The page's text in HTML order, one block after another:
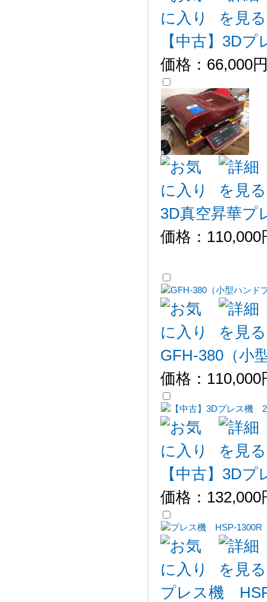
【中古】3D
価格： 66,000
3D真空昇華
価格： 110,000
GFH-380（小
価格： 110,000
【中古】3D
価格： 132,000
プレス機